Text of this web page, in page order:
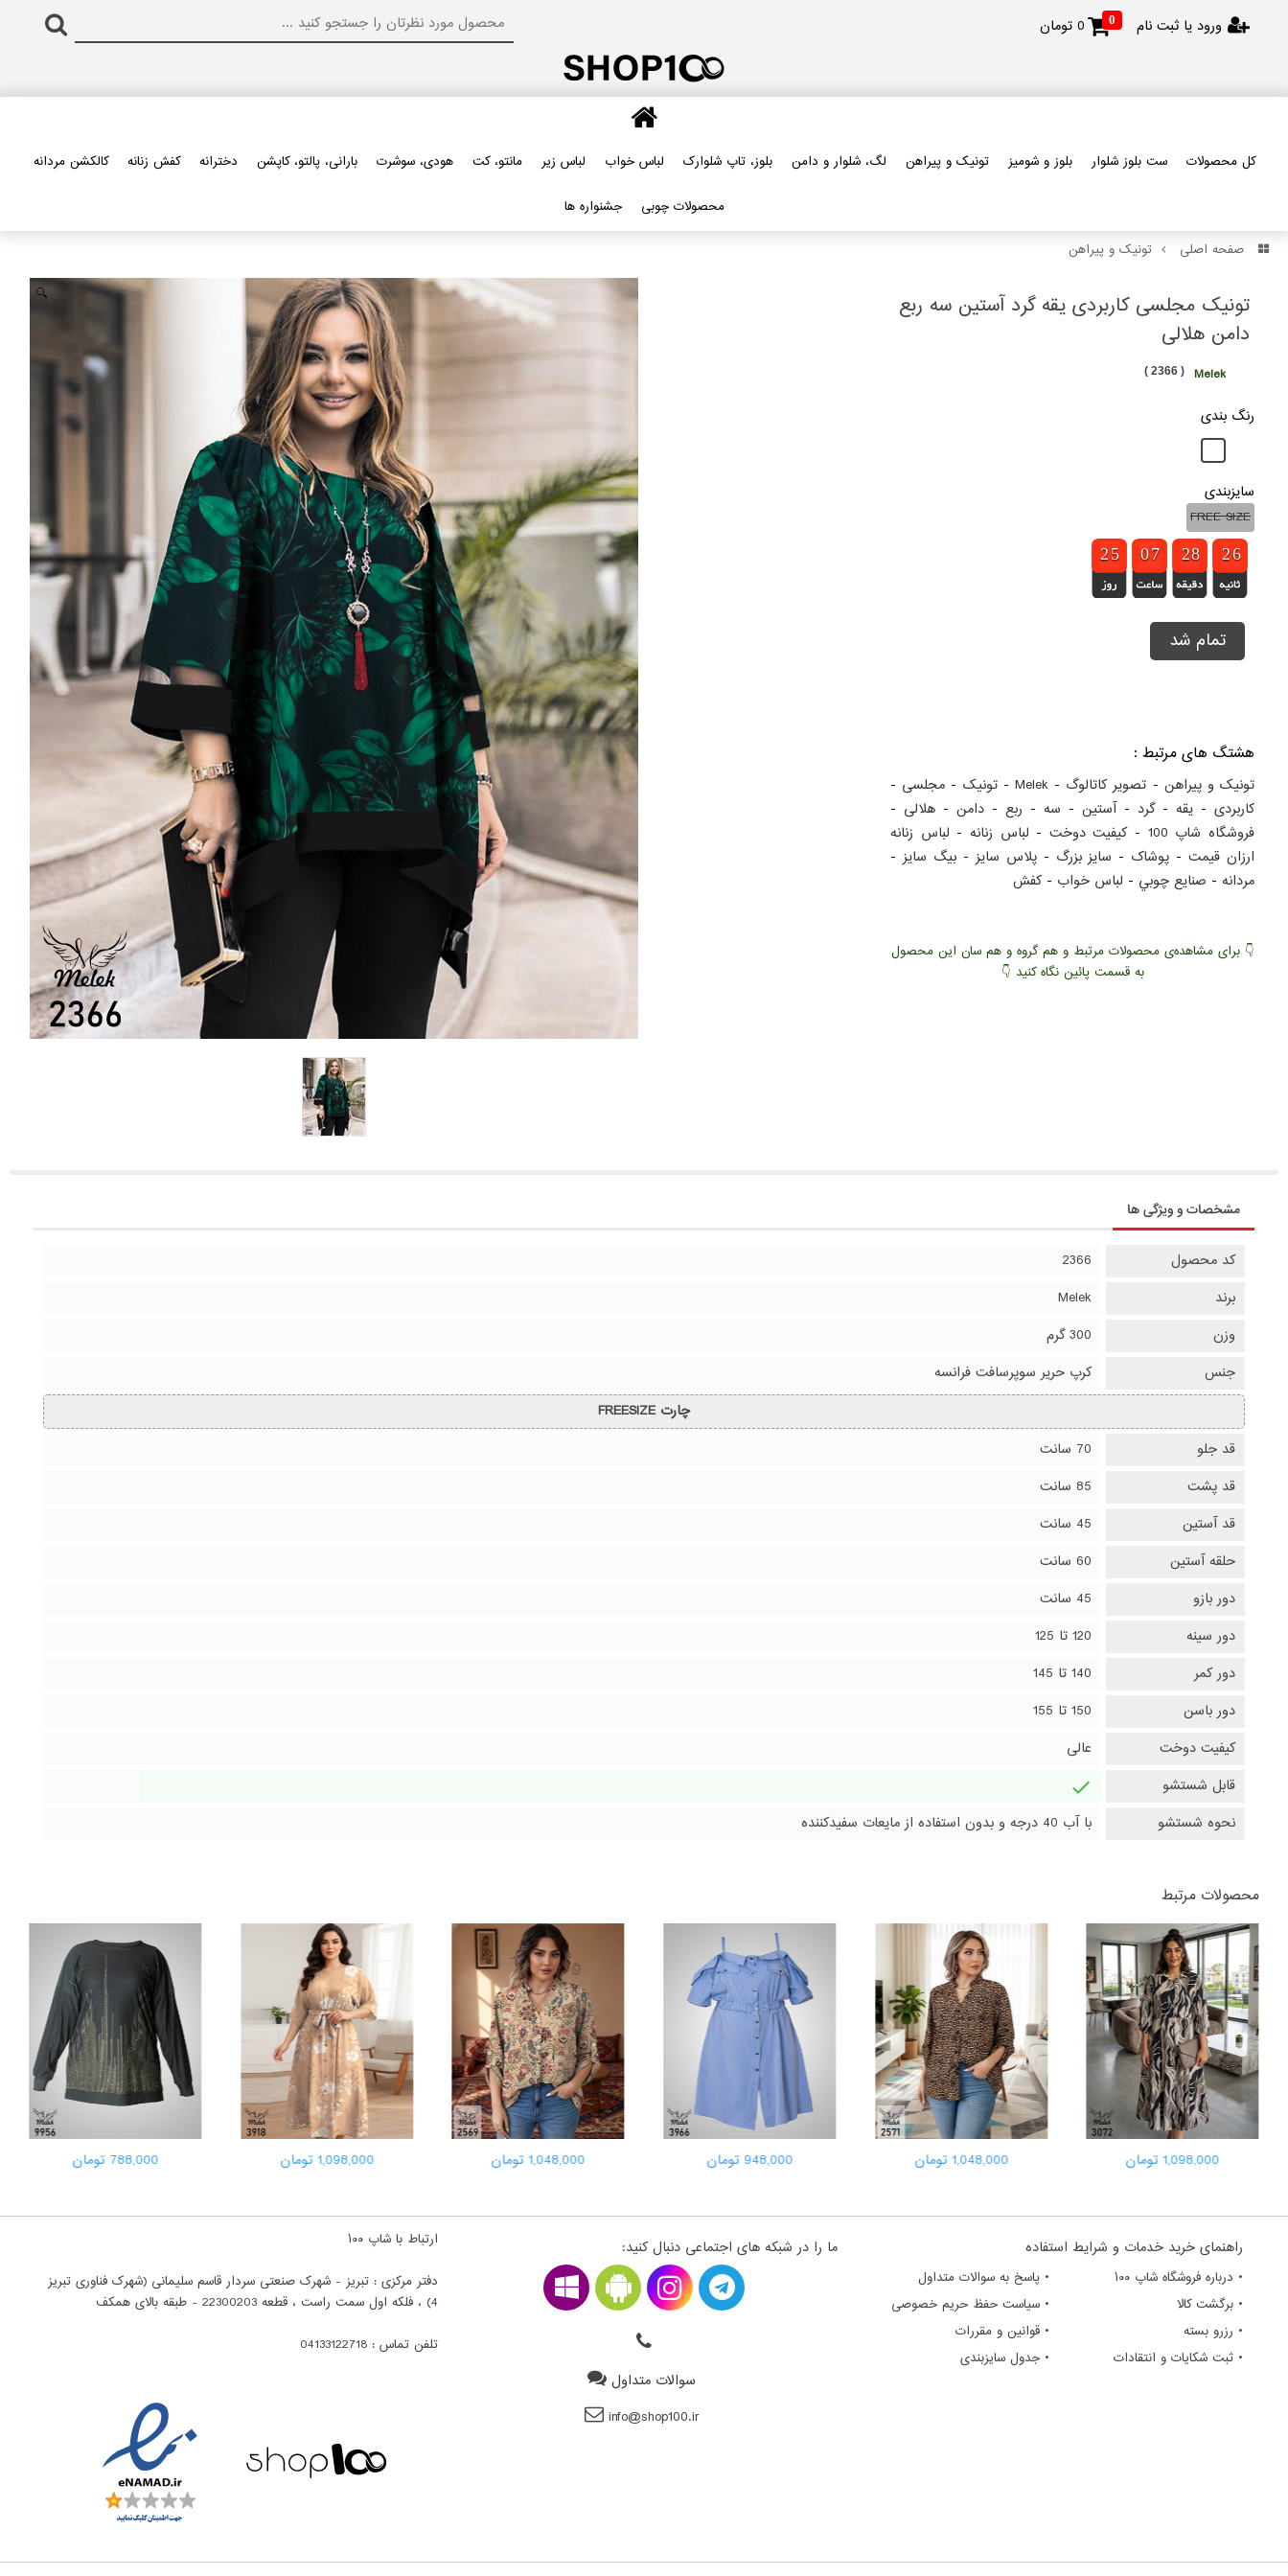
ورود یا ثبت نام 0
0 تومان
کل محصولات ست بلوز شلوار بلوز و شومیز تونیک و پیراهن لگ، شلوار و دامن بلوز، تاپ شلوارک لباس خواب لباس زیر مانتو، کت هودی، سوشرت بارانی، پالتو، کاپشن دخترانه کفش زنانه کالکشن مردانه
محصولات چوبی جشنواره ها
صفحه اصلی تونیک و پیراهن
تونیک مجلسی کاربردی یقه گرد آستین سه ربع
دامن هلالی
Melek
( 2366 )
رنگ بندی
سایزبندی
FREE SIZE
1
1
2
24
4
5
5 9
9
0
06
6
7
7 1
1
2
27
7
8
8 3
2
26
5
5
تمام شد
هشتگ های مرتبط :
تونیک و پیراهن - تصویر کاتالوگ -
Melek
-تونیک - مجلسی -
کاربردی - یقه -گرد -آستین - سه - ربع - دامن - هلالی -
فروشگاه شاپ 100
-کيفيت دوخت - لباس زنانه - لباس زنانه
ارزان قيمت- پوشاک - سايز بزرگ -پلاس سايز-بيگ سايز-
مردانه - صنايع چوبي - لباس خواب -کفش
👇 برای مشاهده‌ی محصولات مرتبط و هم گروه و هم سان این محصول
به قسمت پائین نگاه کنید 👇
مشخصات و ویژگی ها
کد محصول
2366
برند
Melek
وزن
300 گرم
جنس
کرپ حریر سوپرسافت فرانسه
چارت FREESIZE
قد جلو
70 سانت
قد پشت
85 سانت
قد آستین
45 سانت
حلقه آستین
60 سانت
دور بازو
45 سانت
دور سینه
120 تا 125
دور کمر
140 تا 145
دور باسن
150 تا 155
کیفیت دوخت
عالی
قابل شستشو
نحوه شستشو
با آب 40 درجه و بدون استفاده از مایعات سفیدکننده
محصولات مرتبط
788,000 تومان 1,098,000 تومان 1,048,000 تومان 948,000 تومان 1,048,000 تومان 1,098,000 تومان
راهنمای خرید خدمات و شرایط استفاده
• درباره فروشگاه شاپ ۱۰۰
• پاسخ به سوالات متداول
• برگشت کالا
• سیاست حفظ حریم خصوصی
• رزرو بسته
• قوانین و مقررات
• ثبت شکایات و انتقادات
• جدول سایزبندی
ما را در شبکه های اجتماعی دنبال کنید:
سوالات متداول
info@shop100.ir
ارتباط با شاپ ۱۰۰
دفتر مرکزی : تبریز - شهرک صنعتی سردار قاسم سلیمانی (شهرک فناوری تبریز
4) ، فلکه اول سمت راست ، قطعه 22300203 - طبقه بالای همکف
تلفن تماس : 04133122718